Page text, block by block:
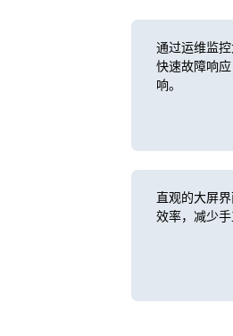
通过运维监
快速故障响
响。
直观的大屏
效率，减少手